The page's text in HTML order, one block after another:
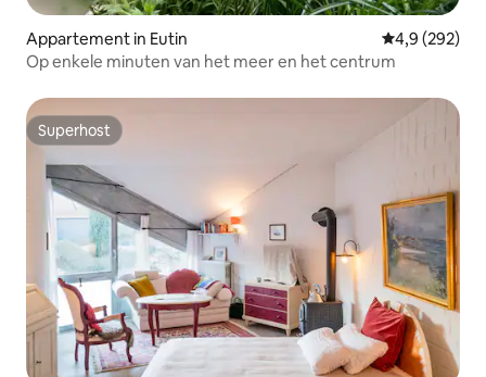
Appartement in Eutin Gemiddelde
4,9 (292)
Op enkele minuten van het meer en het centrum
Superhost
Superhost